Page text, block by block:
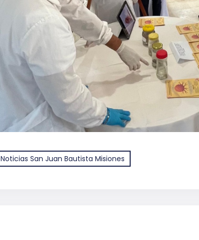
Noticias San Juan Bautista Misiones